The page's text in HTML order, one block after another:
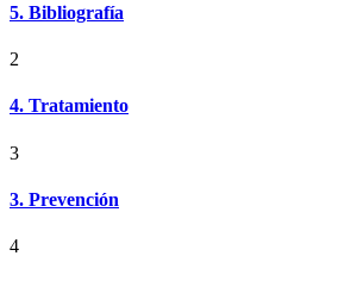
5. Bibliografía
2
4. Tratamiento
3
3. Prevención
4